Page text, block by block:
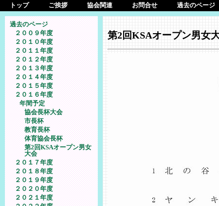
トップ ご挨拶 協会関連 お問合せ 過去のページ
過去のページ
２００９年度
２０１０年度
２０１１年度
２０１２年度
２０１３年度
２０１４年度
２０１５年度
２０１６年度
年間予定
協会長杯大会
市長杯
教育長杯
体育協会長杯
第2回KSAオープン男女
大会
２０１７年度
２０１８年度
２０１９年度
２０２０年度
２０２１年度
第2回KSAオープン男女